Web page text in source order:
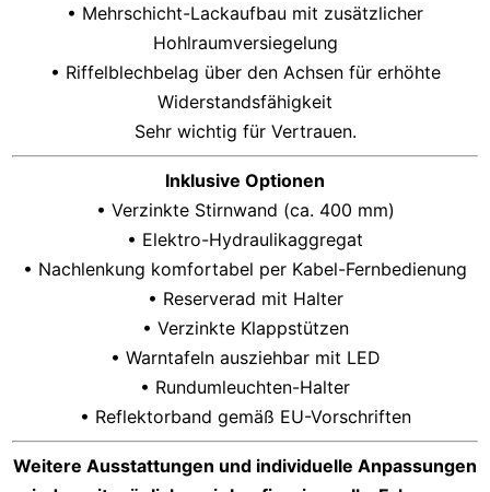
• Mehrschicht-Lackaufbau mit zusätzlicher
Hohlraumversiegelung
• Riffelblechbelag über den Achsen für erhöhte
Widerstandsfähigkeit
Sehr wichtig für Vertrauen.
Inklusive Optionen
• Verzinkte Stirnwand (ca. 400 mm)
• Elektro-Hydraulikaggregat
• Nachlenkung komfortabel per Kabel-Fernbedienung
• Reserverad mit Halter
• Verzinkte Klappstützen
• Warntafeln ausziehbar mit LED
• Rundumleuchten-Halter
• Reflektorband gemäß EU-Vorschriften
Weitere Ausstattungen und individuelle Anpassungen